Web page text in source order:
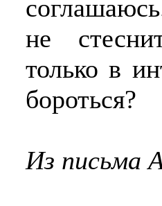
не
только в
бороться?
Из письма